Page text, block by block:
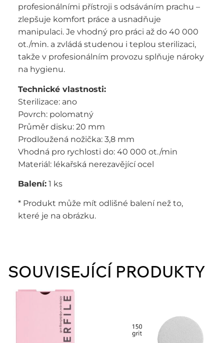
profesionálními přístroji s odsáváním prachu –
zlepšuje komfort práce a usnadňuje
manipulaci. Je vhodný pro práci až do 40 000
ot./min. a zvládá studenou i teplou sterilizaci,
takže v profesionálním provozu splňuje nároky
na hygienu.
Technické vlastnosti:
Sterilizace: ano
Povrch: polomatný
Průměr disku: 20 mm
Prodloužená nožička: 3,8 mm
Vhodná pro rychlosti do: 40 000 ot./min
Materiál: lékařská nerezavějící ocel
Balení: 1 ks
* Produkt může mít odlišné balení než to,
které je na obrázku.
SOUVISEJÍCÍ PRODUKTY